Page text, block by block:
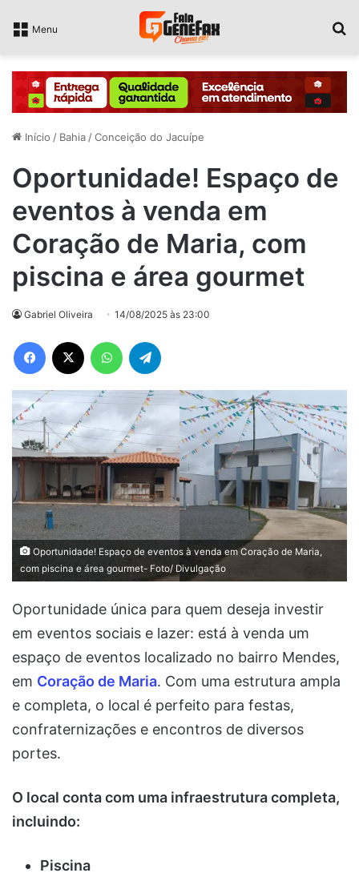
Menu
Início / Bahia /Conceição do Jacuípe
Oportunidade! Espaço de
eventos à venda em
Coração de Maria, com
piscina e área gourmet
Gabriel Oliveira 14/08/2025 às 23:00
Facebook WhatsApp
Oportunidade! Espaço de eventos à venda em Coração de Maria,
com piscina e área gourmet- Foto/ Divulgação
Oportunidade única para quem deseja investir
em eventos sociais e lazer: está à venda um
espaço de eventos localizado no bairro Mendes,
em Coração de Maria. Com uma estrutura ampla
e completa, o local é perfeito para festas,
confraternizações e encontros de diversos
portes.
O local conta com uma infraestrutura completa,
incluindo:
Piscina